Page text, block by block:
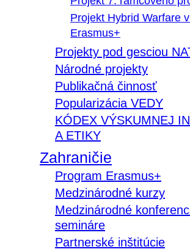
Projekt Hybrid Warfare
Erasmus+
Projekty pod gesciou
Národné projekty
Publikačná činnosť
Popularizácia VEDY
KÓDEX VÝSKUMNEJ
A ETIKY
Zahraničie
Program Erasmus+
Medzinárodné kurzy
Medzinárodné
semináre
Partnerské inštitúcie